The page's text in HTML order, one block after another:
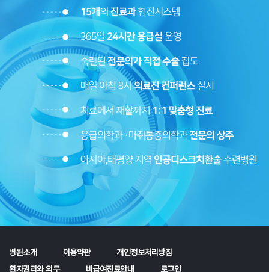
병원소개 이용약관
개인정보처리방침
환자권리와 의무
비급여진료안내 로그인